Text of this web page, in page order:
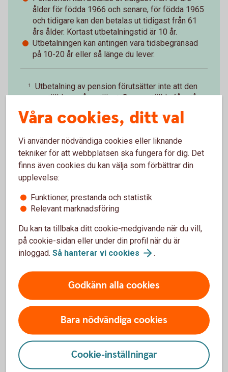
ålder för födda 1966 och senare, för födda 1965
och tidigare kan den betalas ut tidigast från 61
års ålder. Kortast utbetalningstid är 10 år.
Utbetalningen kan antingen vara tidsbegränsad
på 10-20 år eller så länge du lever.
1
Utbetalning av pension förutsätter inte att den
anställde avgår ur tjänst. Den anställde får stå
till arbetsmarknadens förfogande.
Tillbaka
Paus i pågående
pensionsutbetalning
även förkorta, förlänga eller ta bort en pågående
paus.
Pausa dinpensionsutbetalning
Återbetalningsskydd
Behöver duåterbetalningsskydd?
Våra cookies, ditt val
Vi använder nödvändiga cookies eller liknande
tekniker för att webbplatsen ska fungera för dig. Det
finns även cookies du kan välja som förbättrar din
upplevelse:
Funktioner, prestanda och statistik
Relevant marknadsföring
Du kan ta tillbaka ditt cookie-medgivande när du vill,
på cookie-sidan eller under din profil när du är
inloggad. Så hanterar vi cookies .
Godkänn alla cookies
Bara nödvändiga cookies
Cookie-inställningar